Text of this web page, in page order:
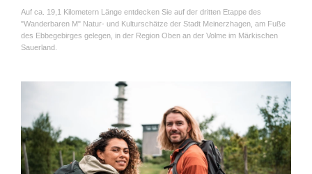
Auf ca. 19,1 Kilometern Länge entdecken Sie auf der dritten Etappe des
"Wanderbaren M" Natur- und Kulturschätze der Stadt Meinerzhagen, am Fuße
des Ebbegebirges gelegen, in der Region Oben an der Volme im Märkischen
Sauerland.